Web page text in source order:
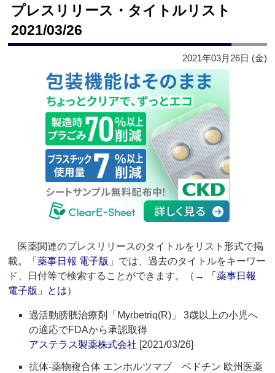
プレスリリース・タイトルリスト
2021/03/26
2021年03月26日 (金)
医薬関連のプレスリリースのタイトルをリスト形式で掲
載。「薬事日報 電子版 」では、過去のタイトルをキーワー
ド、日付等で検索することができます。（→
「薬事日報
電子版」とは）
過活動膀胱治療剤「Myrbetriq(R)」 3歳以上の小児へ
の適応でFDAから承認取得
アステラス製薬株式会社 [2021/03/26]
抗体-薬物複合体 エンホルツマブ ベドチン 欧州医薬